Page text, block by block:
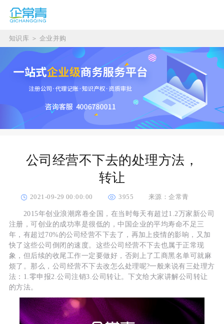
知识库 ＞ 企业并购
公司经营不下去的处理方法，
转让
2021-09-29 00:00:00 3955 来源：企常青
2015年创业浪潮席卷全国，在当时每天有超过1.2万家新公司
注册，可创业的成功率是很低的，中国企业的平均寿命不足三
年，有超过70%的公司经营不下去了，再加上疫情的影响，又加
快了这些公司倒闭的速度。这些公司经营不下去也属于正常现
象，但后续的收尾工作一定要做好，否则上了工商黑名单可就麻
烦了。那么，公司经营不下去改怎么处理呢?一般来说有三处理方
法：1.零申报2.公司注销3.公司转让。下文给大家讲解公司转让
的方法。